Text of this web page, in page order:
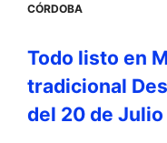
CÓRDOBA
Todo listo en
tradicional
del 20 de Julio